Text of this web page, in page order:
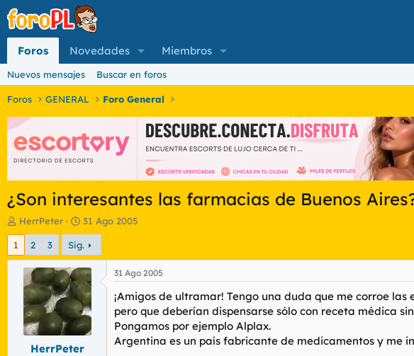
Foros Novedades Miembros
Nuevos mensajes Buscar en foros
Foros GENERAL Foro General
¿Son interesantes las farmacias de Buenos
I
n
c
a
o
d
HerrPeter
F
e
c
h
a
d
e
i
n
i
c
31 Ago 2005
1 2 3 Sig.
HerrPeter
31 Ago 2005
¡Amigos de ultramar! Tengo una duda que me corroe
pero que deberían dispensarse sólo con receta médica
Pongamos por ejemplo Alplax.
Argentina es un país fabricante de medicamentos y me